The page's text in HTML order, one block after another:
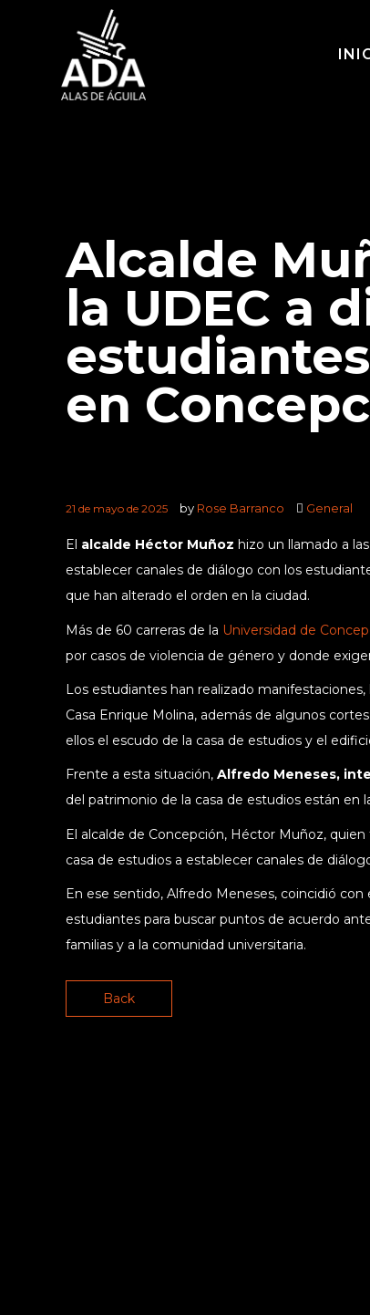
Alcalde
la UDEC a
en
21 de mayo de 2025 by Rose Barranco General
El alcalde Héctor Muñoz hizo un llamado a
establecer canales de diálogo con los
que han alterado el orden en la ciudad.
Más de 60 carreras de la Universidad de
por casos de violencia de género y donde
Los estudiantes han realizado
Casa Enrique Molina, además de algunos
ellos el escudo de la casa de estudios y el
Frente a esta situación, Alfredo Meneses,
del patrimonio de la casa de estudios están en
El alcalde de Concepción, Héctor Muñoz,
casa de estudios a establecer canales de
En ese sentido, Alfredo Meneses, coincidió
estudiantes para buscar puntos de acuerdo
familias y a la comunidad universitaria.
Back